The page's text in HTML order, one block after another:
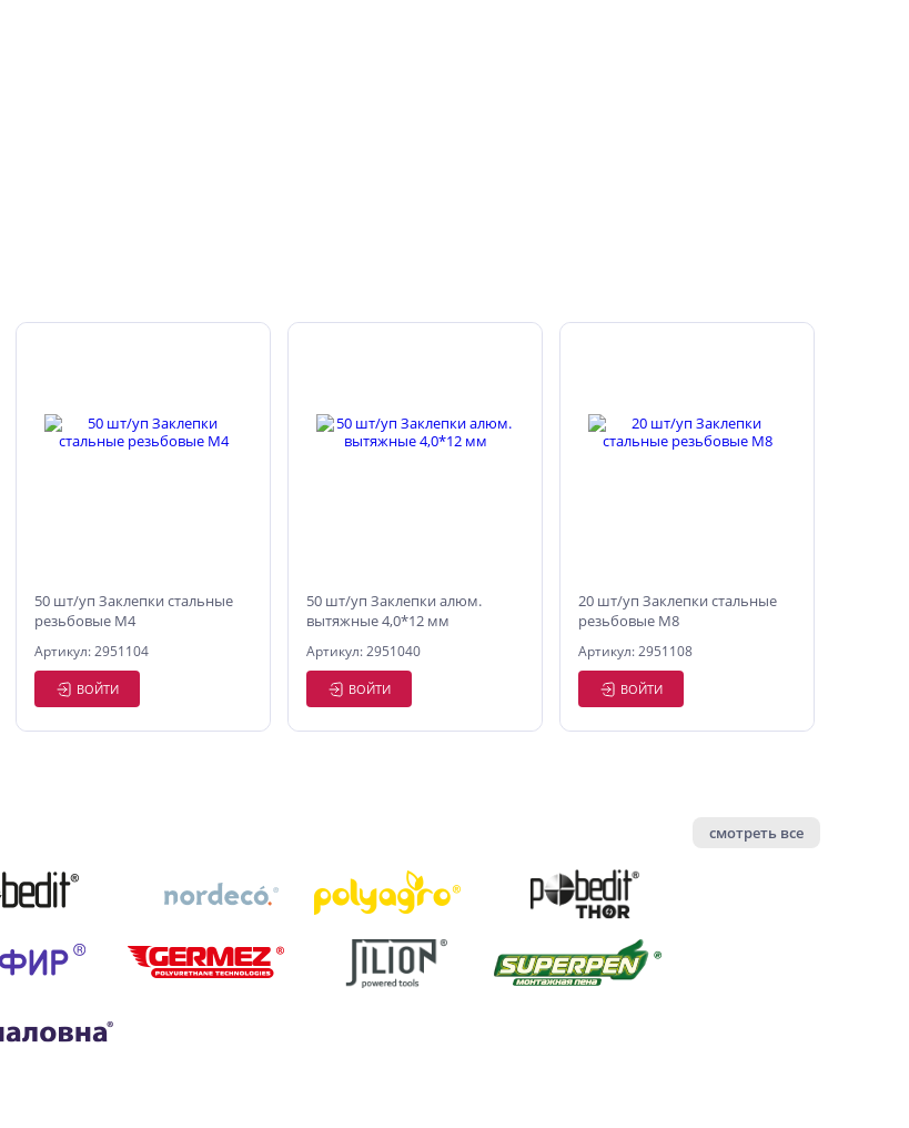
50 шт/уп Заклепки стальные
резьбовые М4
Артикул: 2951104
ВОЙТИ
50 шт/уп Заклепки алюм.
вытяжные 4,0*12 мм
Артикул: 2951040
ВОЙТИ
20 шт/уп Заклепки стальные
резьбовые М8
Артикул: 2951108
ВОЙТИ
смотреть все